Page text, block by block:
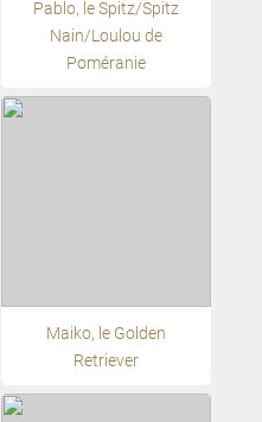
Pablo, le Spitz/Spitz
Nain/Loulou de
Poméranie
Maiko, le Golden
Retriever